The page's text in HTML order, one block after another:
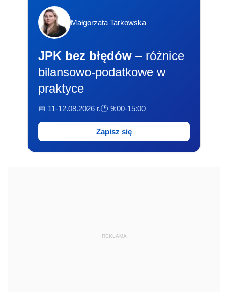
Małgorzata Tarkowska
JPK bez błędów – różnice
bilansowo-podatkowe w
praktyce
📅 11-12.08.2026 r.🕐 9:00-15:00
Zapisz się
REKLAMA